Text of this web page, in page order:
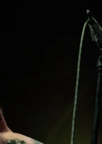
тижня на
вже висловилися
Міхалок —
саме його пісні «Не
на сторінках
на підтримку
«Ляпис, если ты в
ваше
тощо. Після цього
від коментарів для
і засудження дій
знову без приміток.